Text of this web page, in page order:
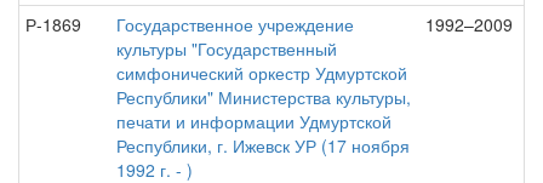
Р-1869
Государственное учреждение
культуры "Государственный
симфонический оркестр Удмуртской
Республики" Министерства культуры,
печати и информации Удмуртской
Республики, г. Ижевск УР (17 ноября
1992 г. - )
1992–2009